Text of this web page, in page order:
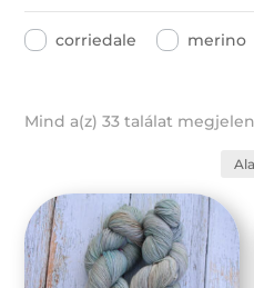
corriedale merino
Mind a(z) 33 találat